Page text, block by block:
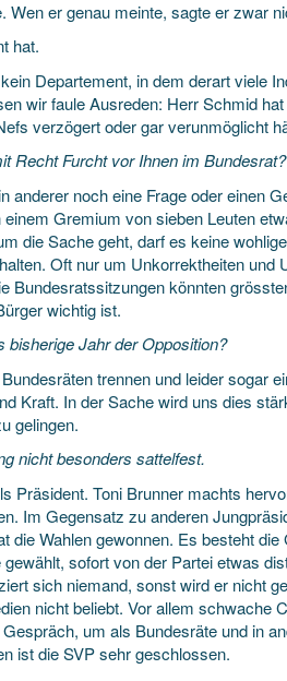
Wen er genau meinte, sagte er zwar
hat.
Departement, in dem derart viele
wir faule Ausreden: Herr Schmid
verzögert oder gar verunmöglicht
Recht Furcht vor Ihnen im Bundesrat?
anderer noch eine Frage oder einen
einem Gremium von sieben Leuten
die Sache geht, darf es keine
Oft nur um Unkorrektheiten und
Bundesratssitzungen könnten
wichtig ist.
bisherige Jahr der Opposition?
trennen und leider sogar
Kraft. In der Sache wird uns dies
gelingen.
nicht besonders sattelfest.
Präsident. Toni Brunner machts
Im Gegensatz zu anderen
die Wahlen gewonnen. Es besteht
sofort von der Partei etwas
sich niemand, sonst wird er nicht
nicht beliebt. Vor allem schwache
um als Bundesräte und in
ist die SVP sehr geschlossen.